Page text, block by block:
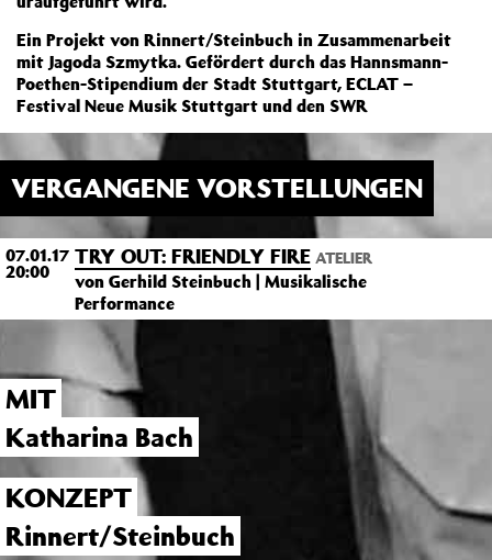
Ein Projekt von Rinnert/Steinbuch in Zusammenarbeit
mit Jagoda Szmytka. Gefördert durch das Hannsmann-
Poethen-Stipendium der Stadt Stuttgart, ECLAT –
Festival Neue Musik Stuttgart und den SWR
VERGANGENE VORSTELLUNGEN
07.01.17
20:00
TRY OUT: FRIENDLY FIRE ATELIER
von Gerhild Steinbuch | Musikalische
Performance
MIT
Katharina Bach
KONZEPT
Rinnert/Steinbuch